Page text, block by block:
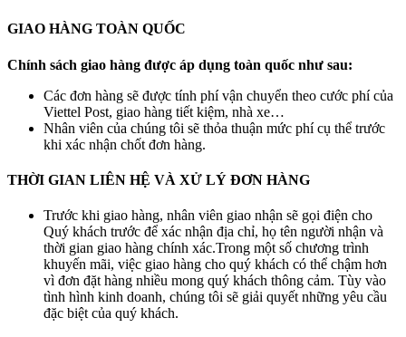
GIAO HÀNG TOÀN QUỐC
Chính sách giao hàng được áp dụng toàn quốc như sau:
Các đơn hàng sẽ được tính phí vận chuyển theo cước phí của
Viettel Post, giao hàng tiết kiệm, nhà xe…
Nhân viên của chúng tôi sẽ thỏa thuận mức phí cụ thể trước
khi xác nhận chốt đơn hàng.
THỜI GIAN LIÊN HỆ VÀ XỬ LÝ ĐƠN HÀNG
Trước khi giao hàng, nhân viên giao nhận sẽ gọi điện cho
Quý khách trước để xác nhận địa chỉ, họ tên người nhận và
thời gian giao hàng chính xác.Trong một số chương trình
khuyến mãi, việc giao hàng cho quý khách có thể chậm hơn
vì đơn đặt hàng nhiều mong quý khách thông cảm. Tùy vào
tình hình kinh doanh, chúng tôi sẽ giải quyết những yêu cầu
đặc biệt của quý khách.